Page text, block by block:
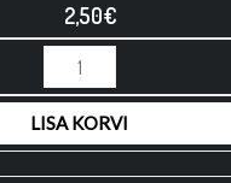
2,50€
LISA KORVI